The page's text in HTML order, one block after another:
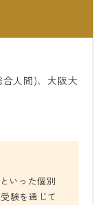
人間)、大阪大
いった個別
験を通じて